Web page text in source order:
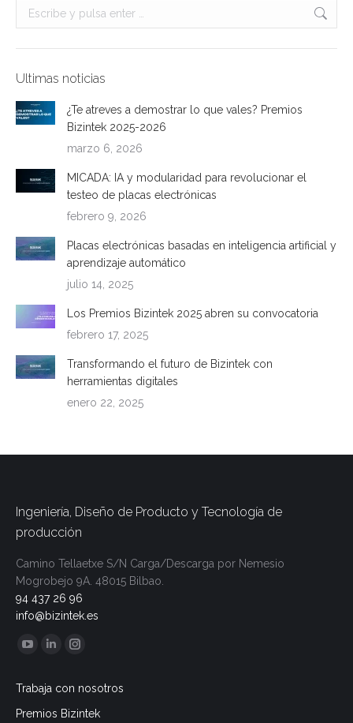
Buscar:
Ultimas noticias
¿Te atreves a demostrar lo que vales? Premios
Bizintek 2025-2026
marzo 6, 2026
MICADA: IA y modularidad para revolucionar el
testeo de placas electrónicas
febrero 9, 2026
Placas electrónicas basadas en inteligencia artificial y
aprendizaje automático
julio 14, 2025
Los Premios Bizintek 2025 abren su convocatoria
febrero 17, 2025
Transformando el futuro de Bizintek con
herramientas digitales
enero 22, 2025
Ingeniería, Diseño de Producto y Tecnología de
producción
Camino Tellaetxe S/N Carga/Descarga por Nemesio
Mogrobejo 9A. 48015 Bilbao.
94 437 26 96
info@bizintek.es
Encuéntranos en:
opens
in
opens
in
opens
in
Trabaja con nosotros
Premios Bizintek